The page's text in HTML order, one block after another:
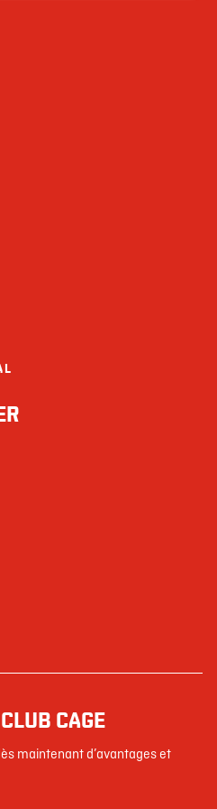
réaction allergique à la suite d'une
65
CAGE
maintenant d’avantages et